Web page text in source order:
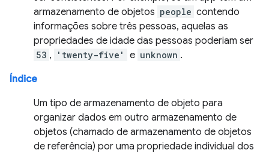
armazenamento de objetos people contendo
informações sobre três pessoas, aquelas as
propriedades de idade das pessoas poderiam ser
53 , 'twenty-five' e unknown .
Índice
Um tipo de armazenamento de objeto para
organizar dados em outro armazenamento de
objetos (chamado de armazenamento de objetos
de referência) por uma propriedade individual dos